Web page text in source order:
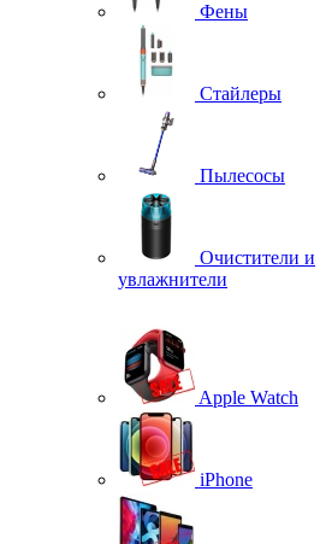
Фены
Стайлеры
Пылесосы
Очистители и
увлажнители
Apple Watch
iPhone